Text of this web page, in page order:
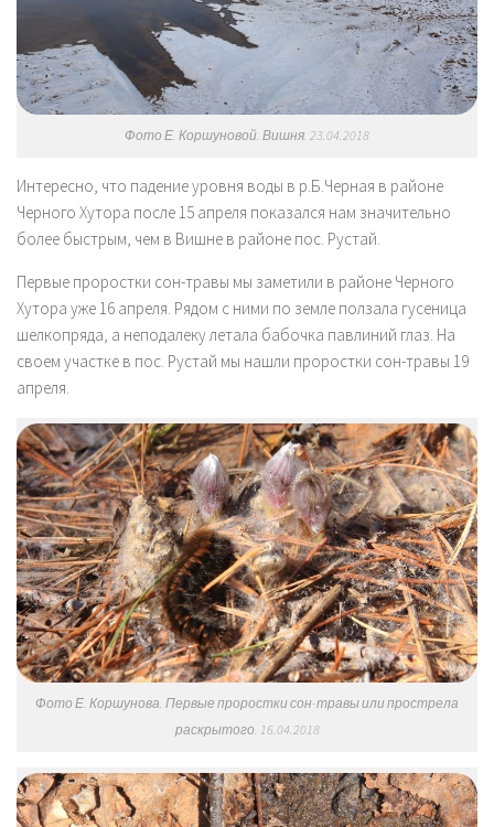
Фото Е. Коршуновой. Вишня. 23.04.2018
Интересно, что падение уровня воды в р.Б.Черная в районе
Черного Хутора после 15 апреля показался нам значительно
более быстрым, чем в Вишне в районе пос. Рустай.
Первые проростки сон-травы мы заметили в районе Черного
Хутора уже 16 апреля. Рядом с ними по земле ползала гусеница
шелкопряда, а неподалеку летала бабочка павлиний глаз. На
своем участке в пос. Рустай мы нашли проростки сон-травы 19
апреля.
Фото Е. Коршунова. Первые проростки сон-травы или прострела
раскрытого. 16.04.2018